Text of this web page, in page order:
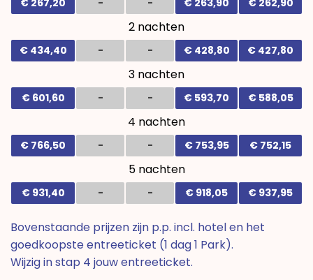
€ 267,20 - - € 263,90 € 262,90
2 nachten
€ 434,40 - - € 428,80 € 427,80
3 nachten
€ 601,60 - - € 593,70 € 588,05
4 nachten
€ 766,50 - - € 753,95 € 752,15
5 nachten
€ 931,40 - - € 918,05 € 937,95
Bovenstaande prijzen zijn p.p. incl. hotel en het
goedkoopste entreeticket (1 dag 1 Park).
Wijzig in stap 4 jouw entreeticket.